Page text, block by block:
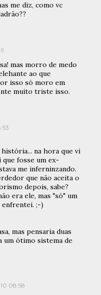
me diz, como vc
mas morro de medo
ao que
isso só moro em
muito triste isso.
na hora que vi
que fosse um ex-
me inferninzando.
que não aceita o
depois, sabe?
era ele, mas "só" um
enfrentei. ;-)
mas pensaria duas
um ótimo sistema de
08:58